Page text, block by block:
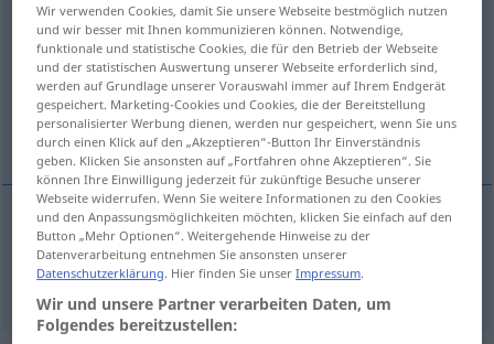
stemmenv/t
Übersicht aller Übersetzungen
(Für mehr Details die Übersetzung anklicken/antippen)
举起
举起[jǔqǐ] stemmenGewicht, Last
Wir verwenden Cookies, damit Sie unsere Webseite bestmöglich nutzen
und wir besser mit Ihnen kommunizieren können. Notwendige,
funktionale und statistische Cookies, die für den Betrieb der Webseite
und der statistischen Auswertung unserer Webseite erforderlich sind,
werden auf Grundlage unserer Vorauswahl immer auf Ihrem Endgerät
gespeichert. Marketing-Cookies und Cookies, die der Bereitstellung
personalisierter Werbung dienen, werden nur gespeichert, wenn Sie uns
durch einen Klick auf den „Akzeptieren“-Button Ihr Einverständnis
geben. Klicken Sie ansonsten auf „Fortfahren ohne Akzeptieren“. Sie
können Ihre Einwilligung jederzeit für zukünftige Besuche unserer
Webseite widerrufen. Wenn Sie weitere Informationen zu den Cookies
und den Anpassungsmöglichkeiten möchten, klicken Sie einfach auf den
Button „Mehr Optionen“. Weitergehende Hinweise zu der
Datenverarbeitung entnehmen Sie ansonsten unserer
Datenschutzerklärung. Hier finden Sie unserImpressum.
Wir und unsere Partner verarbeiten Daten, um
Folgendes bereitzustellen: